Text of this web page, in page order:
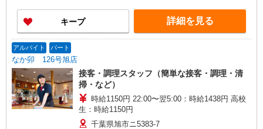
キープ 詳細を見る
アルバイト パート
なか卯 126号旭店
接客・調理スタッフ（簡単な接客・調理・清
掃・など）
時給1150円 22:00〜翌5:00：時給1438円 高校
生：時給1150円
千葉県旭市ニ5383-7